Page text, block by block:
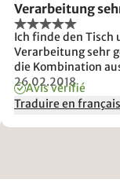
Verarbeitung
Ich finde den Tisch
Verarbeitung sehr
die Kombination
habe mich auch
entschieden.
26.02.2018
Avis vérifié
Traduire en français